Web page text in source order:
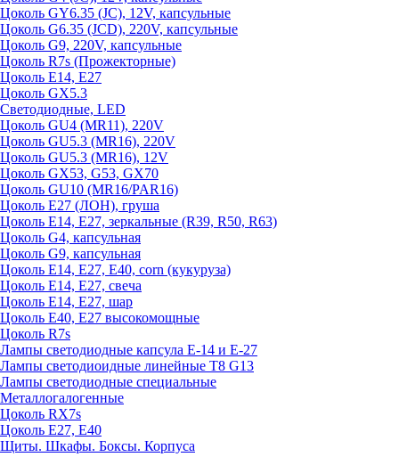
Цоколь GY6.35 (JC), 12V, капсульные
Цоколь G6.35 (JCD), 220V, капсульные
Цоколь G9, 220V, капсульные
Цоколь R7s (Прожекторные)
Цоколь E14, E27
Цоколь GX5.3
Светодиодные, LED
Цоколь GU4 (MR11), 220V
Цоколь GU5.3 (MR16), 220V
Цоколь GU5.3 (MR16), 12V
Цоколь GX53, G53, GX70
Цоколь GU10 (MR16/PAR16)
Цоколь Е27 (ЛОН), груша
Цоколь Е14, Е27, зеркальные (R39, R50, R63)
Цоколь G4, капсульная
Цоколь G9, капсульная
Цоколь Е14, Е27, Е40, corn (кукуруза)
Цоколь Е14, Е27, свеча
Цоколь Е14, Е27, шар
Цоколь Е40, Е27 высокомощные
Цоколь R7s
Лампы светодиодные капсула Е-14 и Е-27
Лампы светодиоидные линейные T8 G13
Лампы светодиодные специальные
Металлогалогенные
Цоколь RX7s
Цоколь Е27, E40
Щиты. Шкафы. Боксы. Корпуса